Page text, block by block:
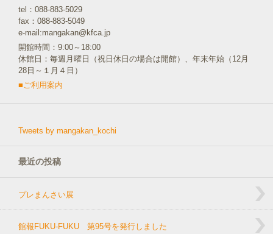
tel：088-883-5029
fax：088-883-5049
e-mail:mangakan@kfca.jp
開館時間：9:00～18:00
休館日：毎週月曜日（祝日休日の場合は開館）、年末年始（12月
28日～１月４日）
■ご利用案内
Tweets by mangakan_kochi
最近の投稿
プレまんさい展
館報FUKU-FUKU 第95号を発行しました